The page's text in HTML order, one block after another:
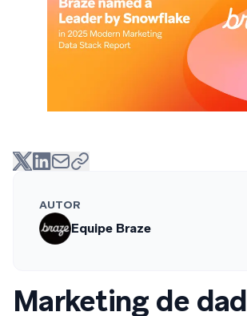
AUTOR
Equipe Braze
Marketing de